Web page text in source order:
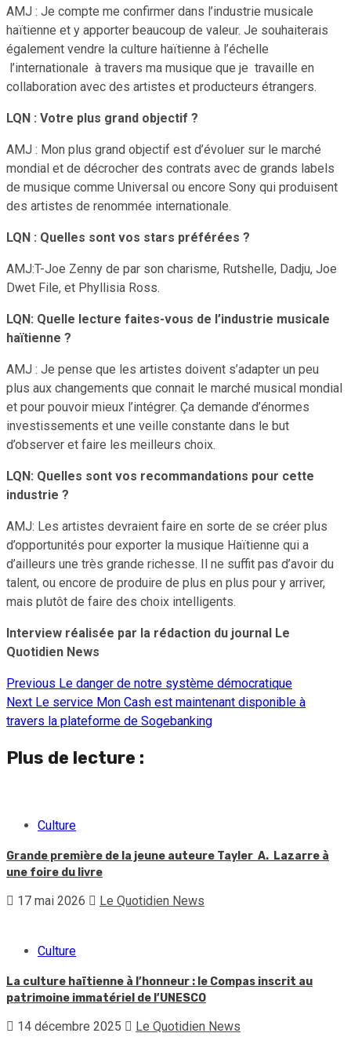
AMJ : Je compte me confirmer dans l’industrie musicale
haïtienne et y apporter beaucoup de valeur. Je souhaiterais
également vendre la culture haïtienne à l’échelle
l’internationale à travers ma musique que je travaille en
collaboration avec des artistes et producteurs étrangers.
LQN : Votre plus grand objectif ?
AMJ : Mon plus grand objectif est d’évoluer sur le marché
mondial et de décrocher des contrats avec de grands labels
de musique comme Universal ou encore Sony qui produisent
des artistes de renommée internationale.
LQN : Quelles sont vos stars préférées ?
AMJ:T-Joe Zenny de par son charisme, Rutshelle, Dadju, Joe
Dwet File, et Phyllisia Ross.
LQN: Quelle lecture faites-vous de l’industrie musicale
haïtienne ?
AMJ : Je pense que les artistes doivent s’adapter un peu
plus aux changements que connait le marché musical mondial
et pour pouvoir mieux l’intégrer. Ça demande d’énormes
investissements et une veille constante dans le but
d’observer et faire les meilleurs choix.
LQN: Quelles sont vos recommandations pour cette
industrie ?
AMJ: Les artistes devraient faire en sorte de se créer plus
d’opportunités pour exporter la musique Haïtienne qui a
d’ailleurs une très grande richesse. Il ne suffit pas d’avoir du
talent, ou encore de produire de plus en plus pour y arriver,
mais plutôt de faire des choix intelligents.
Interview réalisée par la rédaction du journal Le
Quotidien News
Continue
Reading
Previous Le danger de notre système démocratique
Next Le service Mon Cash est maintenant disponible à
travers la plateforme de Sogebanking
Plus de lecture :
Culture
Grande première de la jeune auteure Tayler A. Lazarre à
une foire du livre
17 mai 2026 Le Quotidien News
Culture
La culture haïtienne à l’honneur : le Compas inscrit au
patrimoine immatériel de l’UNESCO
14 décembre 2025 Le Quotidien News